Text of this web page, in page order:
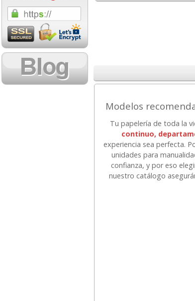
Modelos
Tu papelería de toda la
continuo,
experiencia sea perfecta.
unidades para
confianza, y por eso
nuestro catálogo
Negro, original
N9K06AE
14,87 €
17,99 con Iva